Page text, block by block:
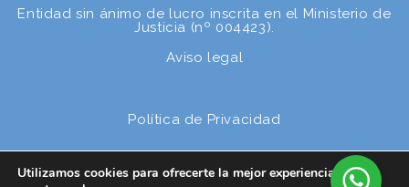
Entidad sin ánimo de lucro inscrita en el Ministerio de
Justicia (nº 004423).
Aviso legal
Política de Privacidad
Política de cookies
Utilizamos cookies para ofrecerte la mejor experiencia en